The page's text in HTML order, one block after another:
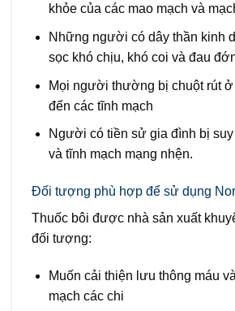
khỏe của các mao mạch và
Những người có dây thần kinh
sọc khó chịu, khó coi và đau
Mọi người thường bị chuột rút
đến các tĩnh mạch
Người có tiền sử gia đình bị
và tĩnh mạch mạng nhện.
Đối tượng phù hợp để sử dụng
Thuốc bôi được nhà sản xuất
đối tượng:
Muốn cải thiện lưu thông máu
mạch các chi